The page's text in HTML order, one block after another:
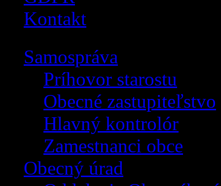
Kontakt
Samospráva
Príhovor starostu
Obecné zastupiteľstvo
Hlavný kontrolór
Zamestnanci obce
Obecný úrad